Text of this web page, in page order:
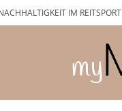
IM REITSPORT